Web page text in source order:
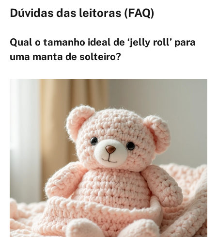
Dúvidas das leitoras (FAQ)
Qual o tamanho ideal de ‘jelly roll’ para
uma manta de solteiro?